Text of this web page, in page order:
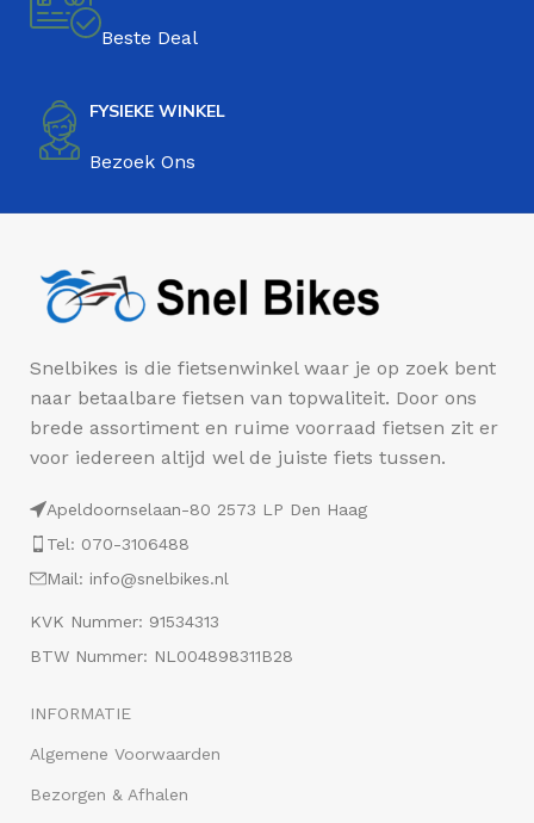
Beste Deal
FYSIEKE WINKEL
Bezoek Ons
Snelbikes is die fietsenwinkel waar je op zoek bent
naar betaalbare fietsen van topwaliteit. Door ons
brede assortiment en ruime voorraad fietsen zit er
voor iedereen altijd wel de juiste fiets tussen.
Apeldoornselaan-80 2573 LP Den Haag
Tel: 070-3106488
Mail: info@snelbikes.nl
KVK Nummer: 91534313
BTW Nummer: NL004898311B28
INFORMATIE
Algemene Voorwaarden
Bezorgen & Afhalen